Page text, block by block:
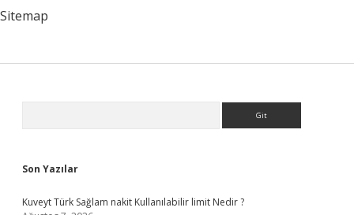
Sitemap
Son Yazılar
Kuveyt Türk Sağlam nakit Kullanılabilir limit Nedir ?